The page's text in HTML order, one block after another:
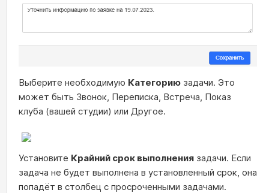
Выберите необходимую Категорию задачи. Это
может быть Звонок, Переписка, Встреча, Показ
клуба (вашей студии) или Другое.
Установите Крайний срок выполнения задачи. Если
задача не будет выполнена в установленный срок, она
попадёт в столбец с просроченными задачами.